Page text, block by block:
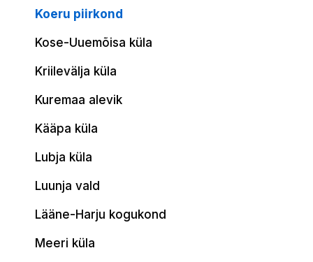
Koeru piirkond
Kose-Uuemõisa küla
Kriilevälja küla
Kuremaa alevik
Kääpa küla
Lubja küla
Luunja vald
Lääne-Harju kogukond
Meeri küla